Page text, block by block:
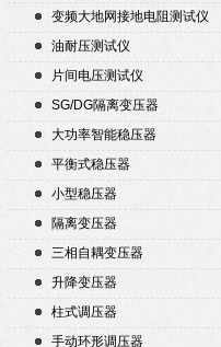
变频大地网接地电阻测试仪
油耐压测试仪
片间电压测试仪
SG/DG隔离变压器
大功率智能稳压器
平衡式稳压器
小型稳压器
隔离变压器
三相自耦变压器
升降变压器
柱式调压器
手动环形调压器